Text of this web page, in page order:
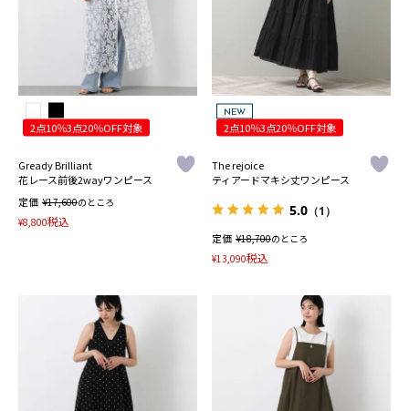
2点10％3点20％OFF対象
Gready Brilliant
花レース前後2wayワンピース
定価 ¥17,600のところ
¥8,800税込
NEW
2点10％3点20％OFF対象
The rejoice
ティアードマキシ丈ワンピース
5.0 （1）
定価 ¥18,700のところ
¥13,090税込